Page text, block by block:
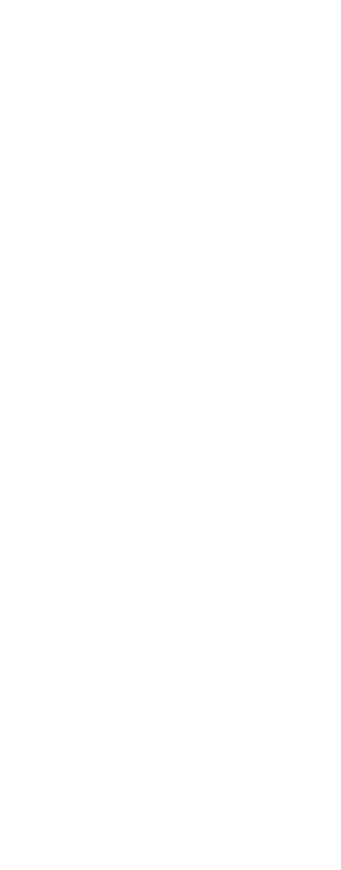
& Sanierung
und zuverlässigen
Kühlwasserfiltrationssysteme von
der Branche und sorgen
Prozesse.
umfassende Palette an Lösungen,
entfernen, die Leistung
minimieren.
wie
oder Saugscan machen unsere
überflüssig und reduzieren den
verbessern unsere Systeme
verhindern
die Lebensdauer der Geräte.
noch eingespart werden.
Systeme oder andere